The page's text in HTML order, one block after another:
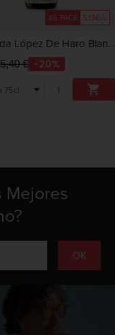
X6 PACK 5,13€/u
Hacienda López De Haro Blanco 2025
5,40 € -20%

Mejores